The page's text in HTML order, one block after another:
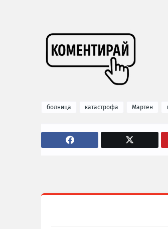
болница катастрофа Мартен